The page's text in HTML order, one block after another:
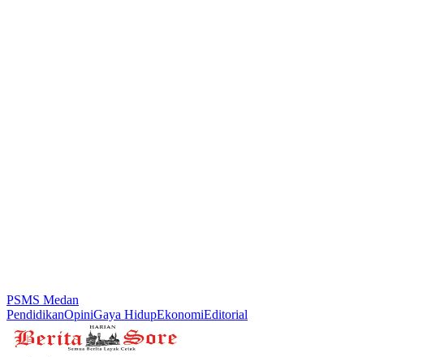
PSMS Medan
PendidikanOpiniGaya HidupEkonomiEditorial